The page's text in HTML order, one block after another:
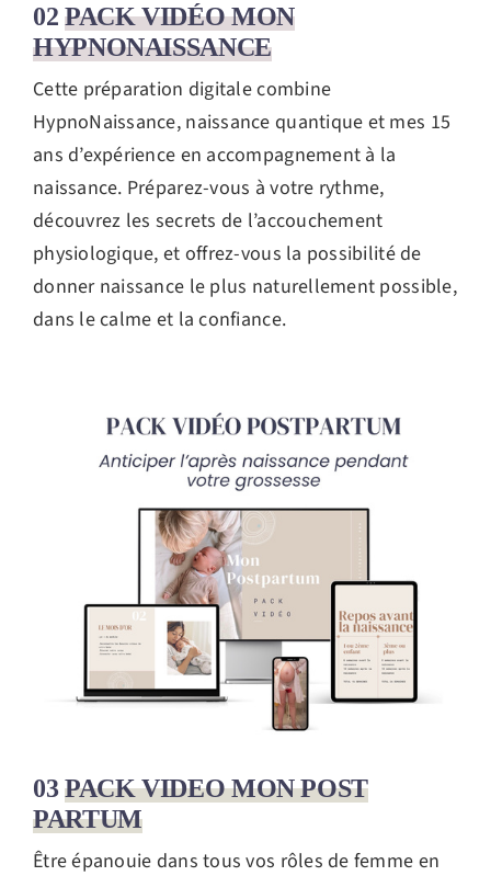
02 PACK VIDÉO MON
HYPNONAISSANCE
Cette préparation digitale combine
HypnoNaissance, naissance quantique et mes 15
ans d’expérience en accompagnement à la
naissance. Préparez-vous à votre rythme,
découvrez les secrets de l’accouchement
physiologique, et offrez-vous la possibilité de
donner naissance le plus naturellement possible,
dans le calme et la confiance.
03PACK VIDEO MON POST
PARTUM
Être épanouie dans tous vos rôles de femme en